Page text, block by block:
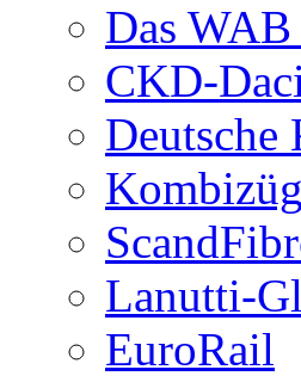
Das
CKD-
Deutsche
Lanutti-
EuroRail